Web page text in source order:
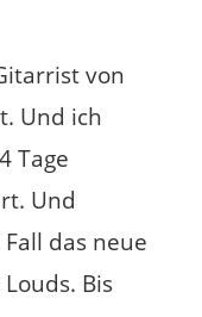
von
Und ich
Tage
Und
das neue
Bis